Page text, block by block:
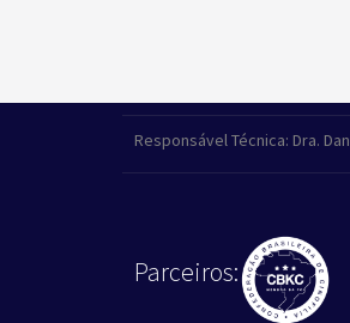
Responsável Técnica: Dra.
Parceiros: